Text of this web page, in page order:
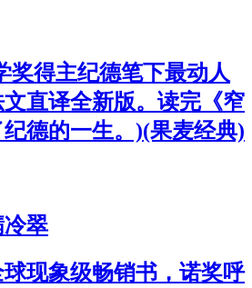
奖得主纪德笔下最动人
直译全新版。读完《窄
德的一生。)(果麦经典)
翠
现象级畅销书，诺奖呼